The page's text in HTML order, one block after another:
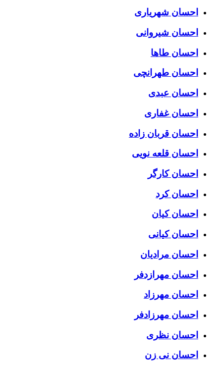
احسان شهریاری
احسان شیروانی
احسان طاها
احسان طهرانچی
احسان عبدی
احسان غفاری
احسان قربان زاده
احسان قلعه نویی
احسان کارگر
احسان کرد
احسان کیان
احسان کیانی
احسان مرادیان
احسان مهرازدفر
احسان مهرزاد
احسان مهرزادفر
احسان نظری
احسان نی زن